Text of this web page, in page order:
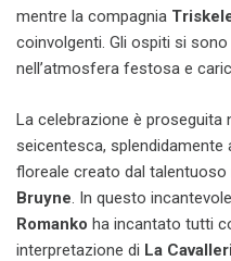
mentre la compagnia
coinvolgenti. Gli ospiti si
nell’atmosfera festosa e
La celebrazione è proseguita
seicentesca,
floreale creato dal
Bruyne . In questo
Romanko ha incantato tutti
interpretazione di La